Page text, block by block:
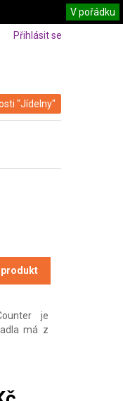
Přihlásit se
"Jídelny"
produkt
je
má z
V pořádku